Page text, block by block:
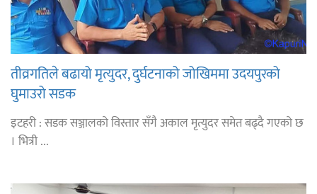
तीव्रगतिले बढायो मृत्युदर, दुर्घटनाको जोखिममा उदयपुरको
घुमाउरो सडक
इटहरी : सडक सञ्जालको विस्तार सँगै अकाल मृत्युदर समेत बढ्दै गएको छ
। भित्री ...